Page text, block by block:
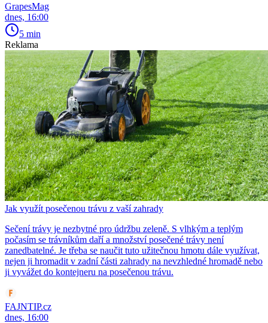
GrapesMag
dnes, 16:00
5 min
Reklama
Jak využít posečenou trávu z vaší zahrady
Sečení trávy je nezbytné pro údržbu zeleně. S vlhkým a teplým
počasím se trávníkům daří a množství posečené trávy není
zanedbatelné. Je třeba se naučit tuto užitečnou hmotu dále využívat,
nejen ji hromadit v zadní části zahrady na nevzhledné hromadě nebo
ji vyvážet do kontejneru na posečenou trávu.
FAJNTIP.cz
dnes, 16:00